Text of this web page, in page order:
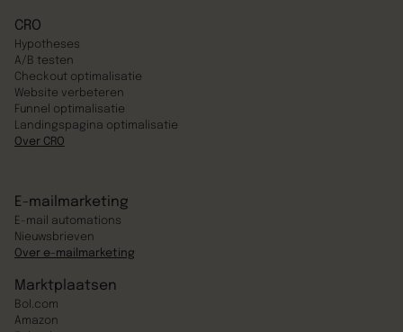
CRO
Hypotheses
A/B testen
Checkout optimalisatie
Website verbeteren
Funnel optimalisatie
Landingspagina optimalisatie
Over CRO
E-mailmarketing
E-mail automations
Nieuwsbrieven
Over e-mailmarketing
Marktplaatsen
Bol.com
Amazon